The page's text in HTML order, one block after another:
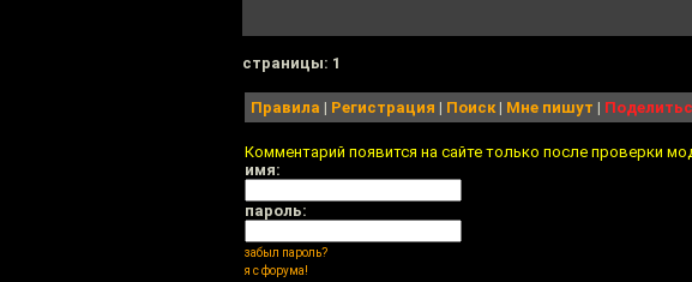
cтраницы: 1
Правила | Регистрация | Поиск| Мне пишут |
Комментарий появится на сайте только после проверки
имя:
пароль:
забыл пароль?
я с форума!